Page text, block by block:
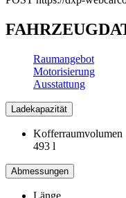
Raumangebot
Motorisierung
Ausstattung
Ladekapazität
Kofferraumvolumen
493 l
Abmessungen
Länge